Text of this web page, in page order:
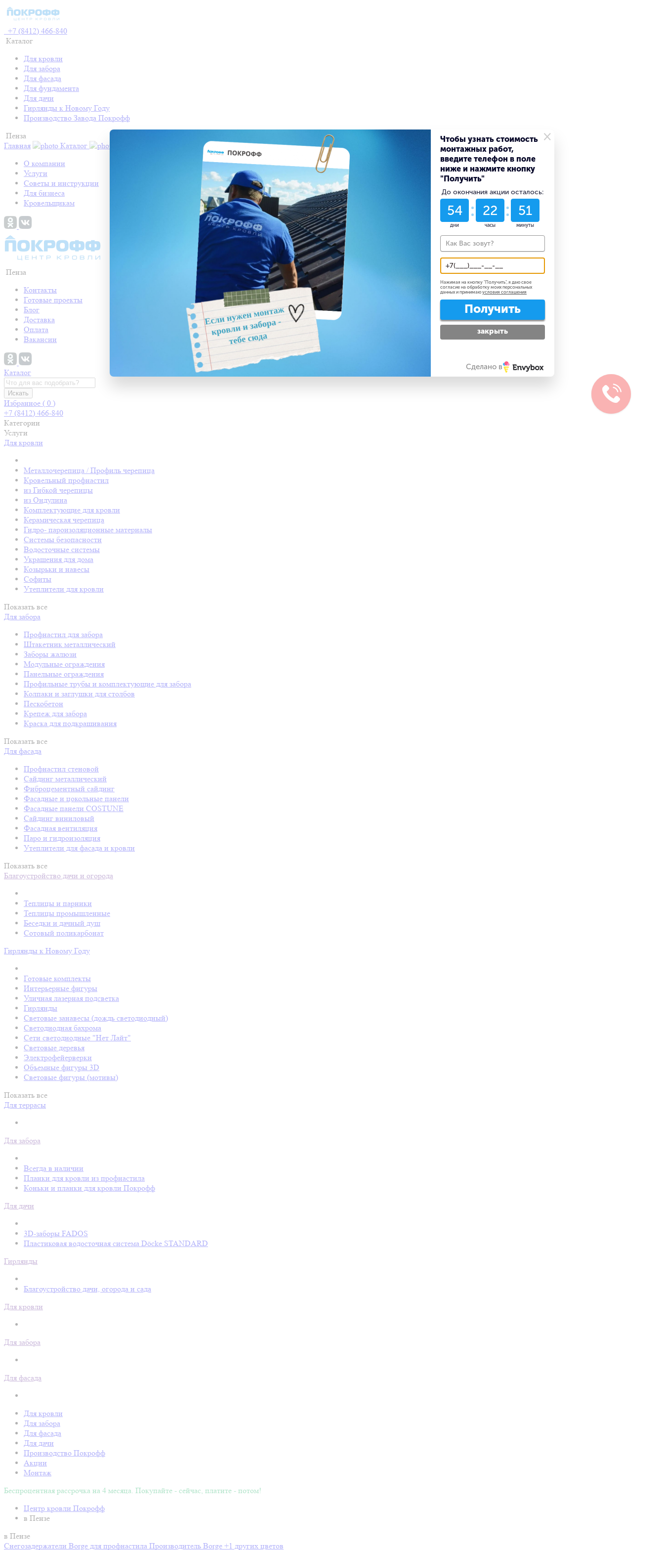
+7 (8412) 466-840
Каталог
Для кровли
Для забора
Для фасада
Для фундамента
Для дачи
Гирлянды к Новому Году
Производство Завода Покрофф
Пенза
Главная
Каталог Готовые проекты Блог Доставка Оплата Вакансии
О компании
Услуги
Советы и инструкции
Для бизнеса
Кровельщикам
Пенза
Контакты
Готовые проекты
Блог
Доставка
Оплата
Вакансии
Каталог
Искать
Избранное ( 0 )
+7 (8412) 466-840
Категории
Услуги
Для кровли
Металлочерепица / Профиль черепица
Кровельный профнастил
из Гибкой черепицы
из Ондулина
Комплектующие для кровли
Керамическая черепица
Гидро- пароизоляционные материалы
Системы безопасности
Водосточные системы
Украшения для дома
Козырьки и навесы
Софиты
Утеплители для кровли
Показать все
Для забора
Профнастил для забора
Штакетник металлический
Заборы жалюзи
Модульные ограждения
Панельные ограждения
Профильные трубы и комплектующие для забора
Колпаки и заглушки для столбов
Пескобетон
Крепеж для забора
Краска для подкрашивания
Показать все
Для фасада
Профнастил стеновой
Сайдинг металлический
Фиброцементный сайдинг
Фасадные и цокольные панели
Фасадные панели COSTUNE
Сайдинг виниловый
Фасадная вентиляция
Паро и гидроизоляция
Утеплители для фасада и кровли
Показать все
Благоустройство дачи и огорода
Теплицы и парники
Теплицы промышленные
Беседки и дачный душ
Сотовый поликарбонат
Гирлянды к Новому Году
Готовые комплекты
Интерьерные фигуры
Уличная лазерная подсветка
Гирлянды
Световые занавесы (дождь светодиодный)
Светодиодная бахрома
Сети светодиодные "Нет Лайт"
Световые деревья
Электрофейерверки
Объемные фигуры 3D
Световые фигуры (мотивы)
Показать все
Для террасы
Для забора
Всегда в наличии
Планки для кровли из профнастила
Коньки и планки для кровли Покрофф
Для дачи
3D-заборы FADOS
Пластиковая водосточная система Döcke STANDARD
Гирлянды
Благоустройство дачи, огорода и сада
Для кровли
Для забора
Для фасада
Для кровли
Для забора
Для фасада
Для дачи
Производство Покрофф
Акции
Монтаж
Беспроцентная рассрочка на 4 месяца. Покупайте - сейчас, платите - потом!
Центр кровли Покрофф
в Пензе
в Пензе
Снегозадержатели Вorge для профнастила Производитель Borge +1 других цветов
×
Чтобы узнать стоимость
монтажных работ,
введите телефон в поле
ниже и нажмите кнопку
"Получить"
До окончания акции осталось:
54
дни
22
часы
51
минуты
Нажимая на кнопку "Получить", я даю свое
согласие на обработку моих персональных
данных и принимаю условия соглашения
Получить
закрыть
Сделано в